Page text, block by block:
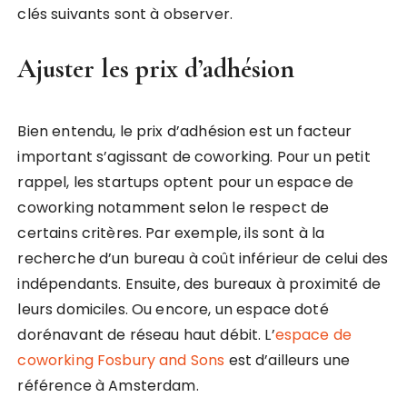
clés suivants sont à observer.
Ajuster les prix d’adhésion
Bien entendu, le prix d’adhésion est un facteur
important s’agissant de coworking. Pour un petit
rappel, les startups optent pour un espace de
coworking notamment selon le respect de
certains critères. Par exemple, ils sont à la
recherche d’un bureau à coût inférieur de celui des
indépendants. Ensuite, des bureaux à proximité de
leurs domiciles. Ou encore, un espace doté
dorénavant de réseau haut débit. L’espace de
coworking Fosbury and Sons est d’ailleurs une
référence à Amsterdam.